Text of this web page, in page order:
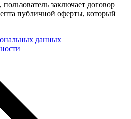
заключает договор
публичной оферты, который
данных